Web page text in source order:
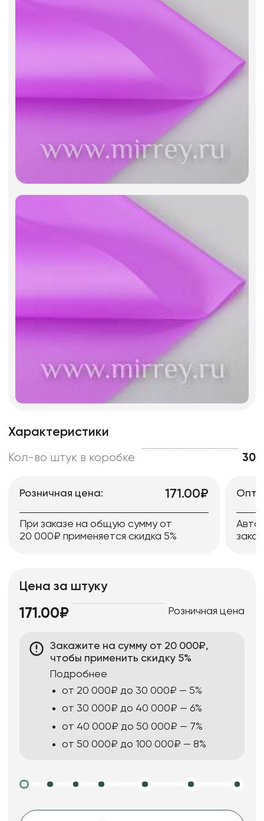
Характеристики
Кол-во штук в коробке 30
Розничная цена: 171.00₽
При заказе на общую сумму от
20 000₽ применяется скидка 5%
Цена за штуку
171.00₽ Розничная цена
Закажите на сумму от 20 000₽,
чтобы применить скидку 5%
Подробнее
от 20 000₽ до 30 000₽ — 5%
от 30 000₽ до 40 000₽ — 6%
от 40 000₽ до 50 000₽ — 7%
от 50 000₽ до 100 000₽ — 8%